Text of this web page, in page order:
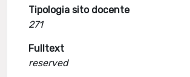
Tipologia sito docente
271
Fulltext
reserved